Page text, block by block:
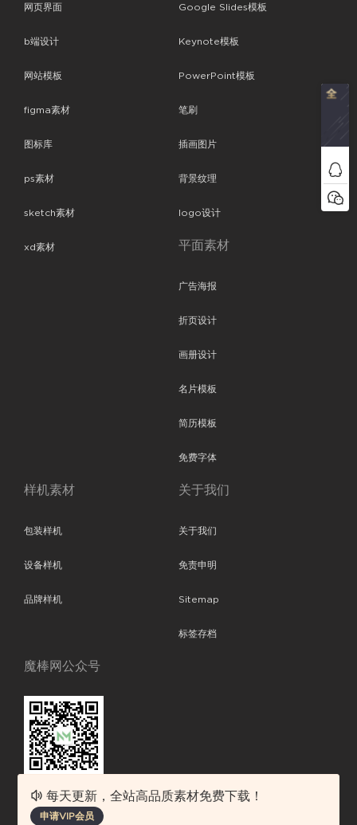
网页界面
b端设计
网站模板
figma素材
图标库
ps素材
sketch素材
xd素材
Google Slides模板
Keynote模板
PowerPoint模板
笔刷
插画图片
背景纹理
logo设计
平面素材
广告海报
折页设计
画册设计
名片模板
简历模板
免费字体
样机素材
包装样机
设备样机
品牌样机
关于我们
关于我们
免责申明
Sitemap
标签存档
魔棒网公众号
魔棒网提供优质设计模板下载，分享优秀的设计。素材包含了APP设计、
每天更新，全站高品质素材免费下载！
申请VIP会员